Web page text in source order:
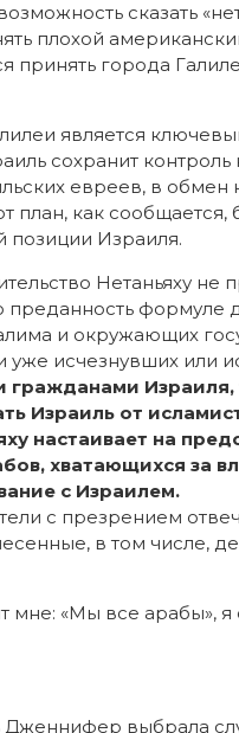
сказать
плохой
принять города
является
сохранит
евреев, в обмен
план, как
позиции Израиля.
Нетаньяху не
формуле
и окружающих
уже исчезнувших или
гражданами
Израиль от
настаивает на
хватающихся за
с Израилем.
с презрением
в том числе,
мне: «Мы все арабы»,
Дженнифер выбрала